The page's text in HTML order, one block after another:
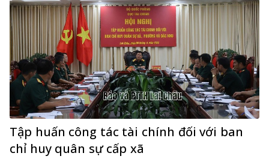
Tập huấn công tác tài chính đối với ban
chỉ huy quân sự cấp xã